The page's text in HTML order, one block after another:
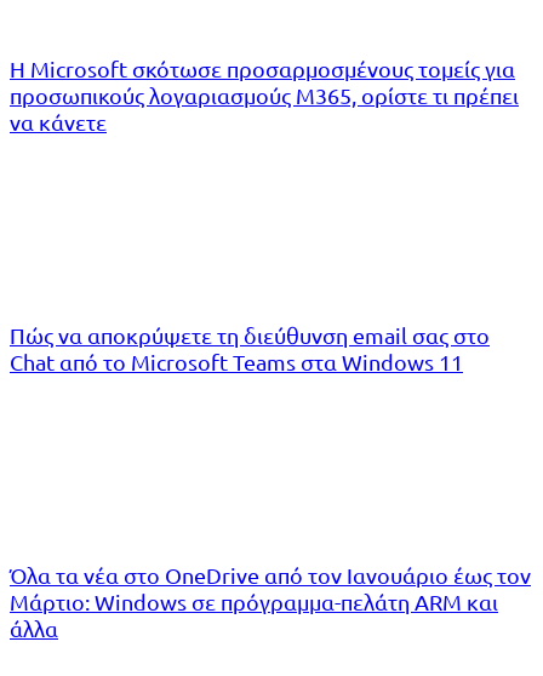
Η Microsoft σκότωσε προσαρμοσμένους τομείς για
προσωπικούς λογαριασμούς M365, ορίστε τι πρέπει
να κάνετε
Πώς να αποκρύψετε τη διεύθυνση email σας στο
Chat από το Microsoft Teams στα Windows 11
Όλα τα νέα στο OneDrive από τον Ιανουάριο έως τον
Μάρτιο: Windows σε πρόγραμμα-πελάτη ARM και
άλλα